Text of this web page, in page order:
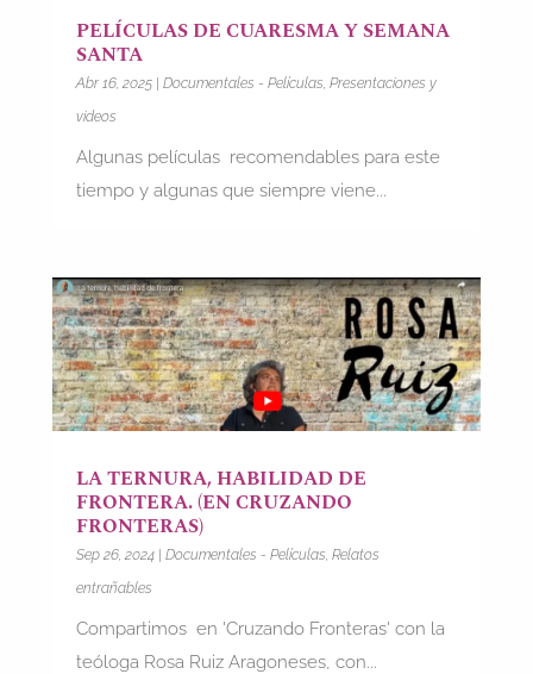
PELÍCULAS DE CUARESMA Y SEMANA
SANTA
Abr 16, 2025| Documentales - Películas, Presentaciones y
videos
Algunas películas recomendables para este
tiempo y algunas que siempre viene...
LA TERNURA, HABILIDAD DE
FRONTERA. (EN CRUZANDO
FRONTERAS)
Sep 26, 2024| Documentales - Películas, Relatos
entrañables
Compartimos en 'Cruzando Fronteras' con la
teóloga Rosa Ruiz Aragoneses, con...